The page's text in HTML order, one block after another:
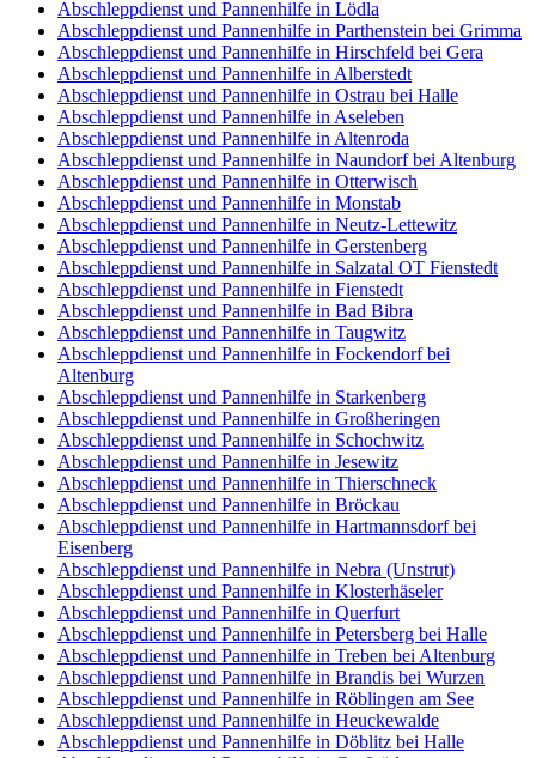
Abschleppdienst und Pannenhilfe in Lödla
Abschleppdienst und Pannenhilfe in Parthenstein bei Grimma
Abschleppdienst und Pannenhilfe in Hirschfeld bei Gera
Abschleppdienst und Pannenhilfe in Alberstedt
Abschleppdienst und Pannenhilfe in Ostrau bei Halle
Abschleppdienst und Pannenhilfe in Aseleben
Abschleppdienst und Pannenhilfe in Altenroda
Abschleppdienst und Pannenhilfe in Naundorf bei Altenburg
Abschleppdienst und Pannenhilfe in Otterwisch
Abschleppdienst und Pannenhilfe in Monstab
Abschleppdienst und Pannenhilfe in Neutz-Lettewitz
Abschleppdienst und Pannenhilfe in Gerstenberg
Abschleppdienst und Pannenhilfe in Salzatal OT Fienstedt
Abschleppdienst und Pannenhilfe in Fienstedt
Abschleppdienst und Pannenhilfe in Bad Bibra
Abschleppdienst und Pannenhilfe in Taugwitz
Abschleppdienst und Pannenhilfe in Fockendorf bei
Altenburg
Abschleppdienst und Pannenhilfe in Starkenberg
Abschleppdienst und Pannenhilfe in Großheringen
Abschleppdienst und Pannenhilfe in Schochwitz
Abschleppdienst und Pannenhilfe in Jesewitz
Abschleppdienst und Pannenhilfe in Thierschneck
Abschleppdienst und Pannenhilfe in Bröckau
Abschleppdienst und Pannenhilfe in Hartmannsdorf bei
Eisenberg
Abschleppdienst und Pannenhilfe in Nebra (Unstrut)
Abschleppdienst und Pannenhilfe in Klosterhäseler
Abschleppdienst und Pannenhilfe in Querfurt
Abschleppdienst und Pannenhilfe in Petersberg bei Halle
Abschleppdienst und Pannenhilfe in Treben bei Altenburg
Abschleppdienst und Pannenhilfe in Brandis bei Wurzen
Abschleppdienst und Pannenhilfe in Röblingen am See
Abschleppdienst und Pannenhilfe in Heuckewalde
Abschleppdienst und Pannenhilfe in Döblitz bei Halle